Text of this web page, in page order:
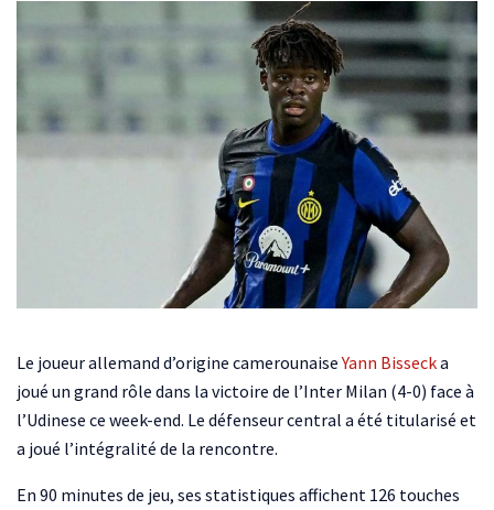
Le joueur allemand d’origine camerounaiseYann Bissecka
joué un grand rôle dans la victoire de l’Inter Milan (4-0) face à
l’Udinese ce week-end. Le défenseur central a été titularisé et
a joué l’intégralité de la rencontre.
En 90 minutes de jeu, ses statistiques affichent 126 touches